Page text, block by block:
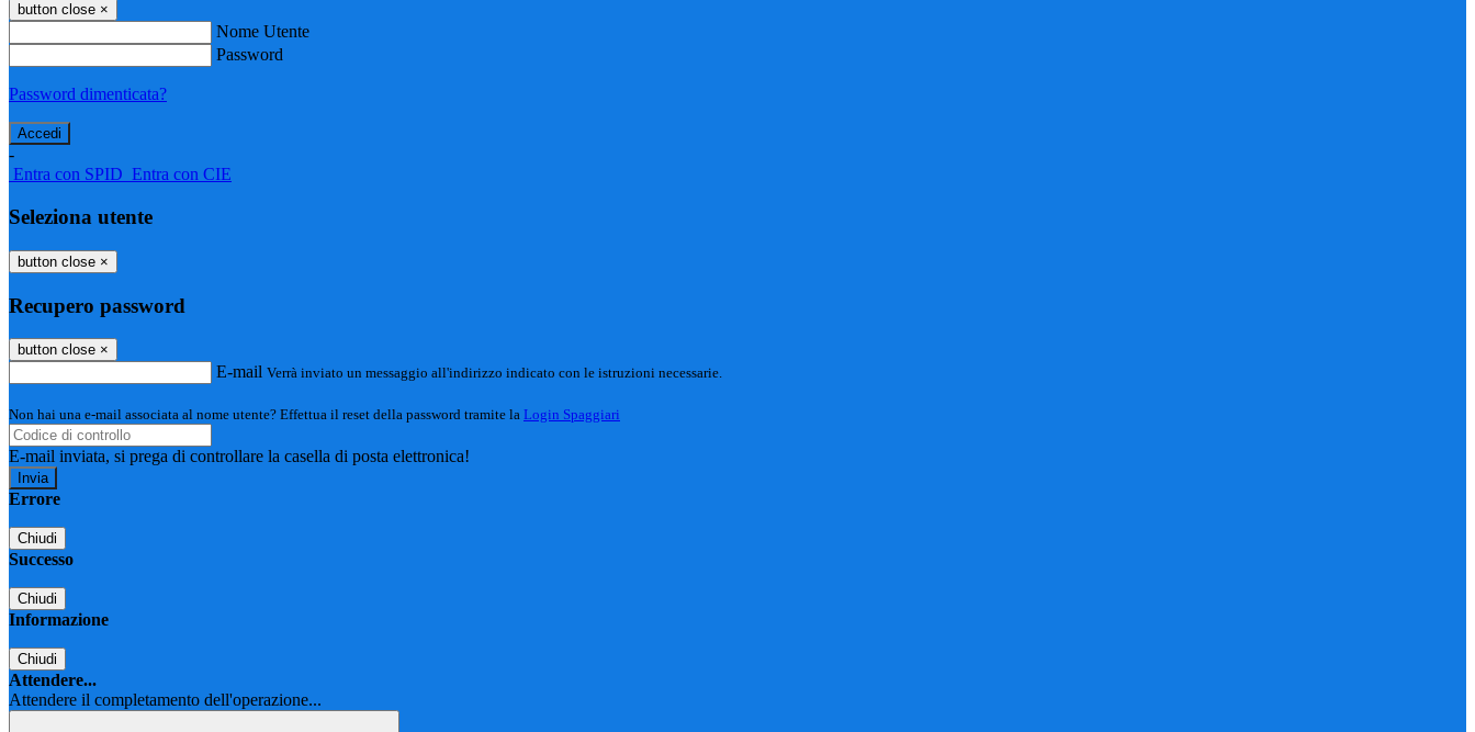
button close ×
Nome Utente
Password
Password dimenticata?
-
Entra con SPID Entra con CIE
Seleziona utente
button close ×
Recupero password
button close ×
E-mail Verrà inviato un messaggio all'indirizzo indicato con le istruzioni necessarie.
Non hai una e-mail associata al nome utente? Effettua il reset della password tramite la Login Spaggiari
E-mail inviata, si prega di controllare la casella di posta elettronica!
Errore
Chiudi
Successo
Chiudi
Informazione
Chiudi
Attendere...
Attendere il completamento dell'operazione...